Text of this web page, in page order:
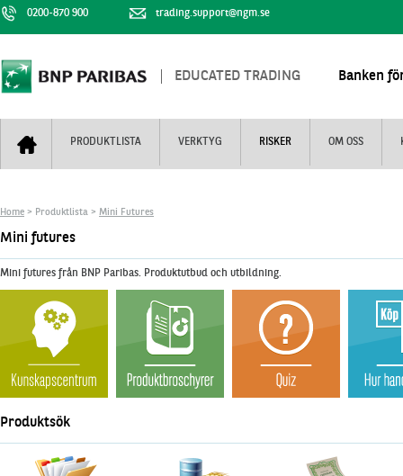
0200-870 900 trading.support@ngm.se
EDUCATED TRADING Banken
PRODUKTLISTA VERKTYG RISKER OM OSS
Mini Futures
Turbowarranter
Unlimited Turbos
Nya produkter
Stoppade & förfallna produkter
Utsålda produkter
Nyhestbrev+
Dagens urval
Realtidskurser
Knock-plocken
Kunskapscentra
Hur handlar jag
Finansiell information
Vi är tennis
Home > Produktlista > Mini Futures
Mini futures
Mini futures från BNP Paribas. Produktutbud och utbildning.
Produktsök